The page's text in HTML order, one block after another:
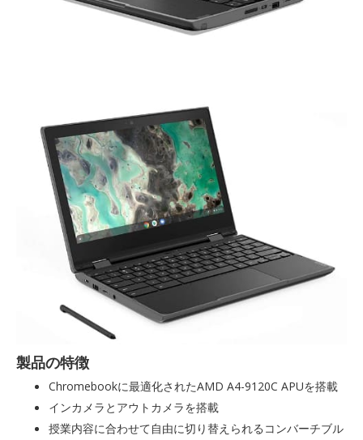
製品の特徴
Chromebookに最適化されたAMD A4-9120C APUを搭載
インカメラとアウトカメラを搭載
授業内容に合わせて自由に切り替えられるコンバーチブル